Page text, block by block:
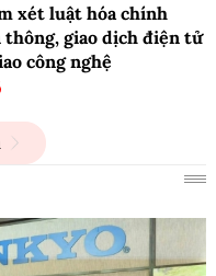
xét luật hóa chính
thông, giao dịch điện tử
công nghệ